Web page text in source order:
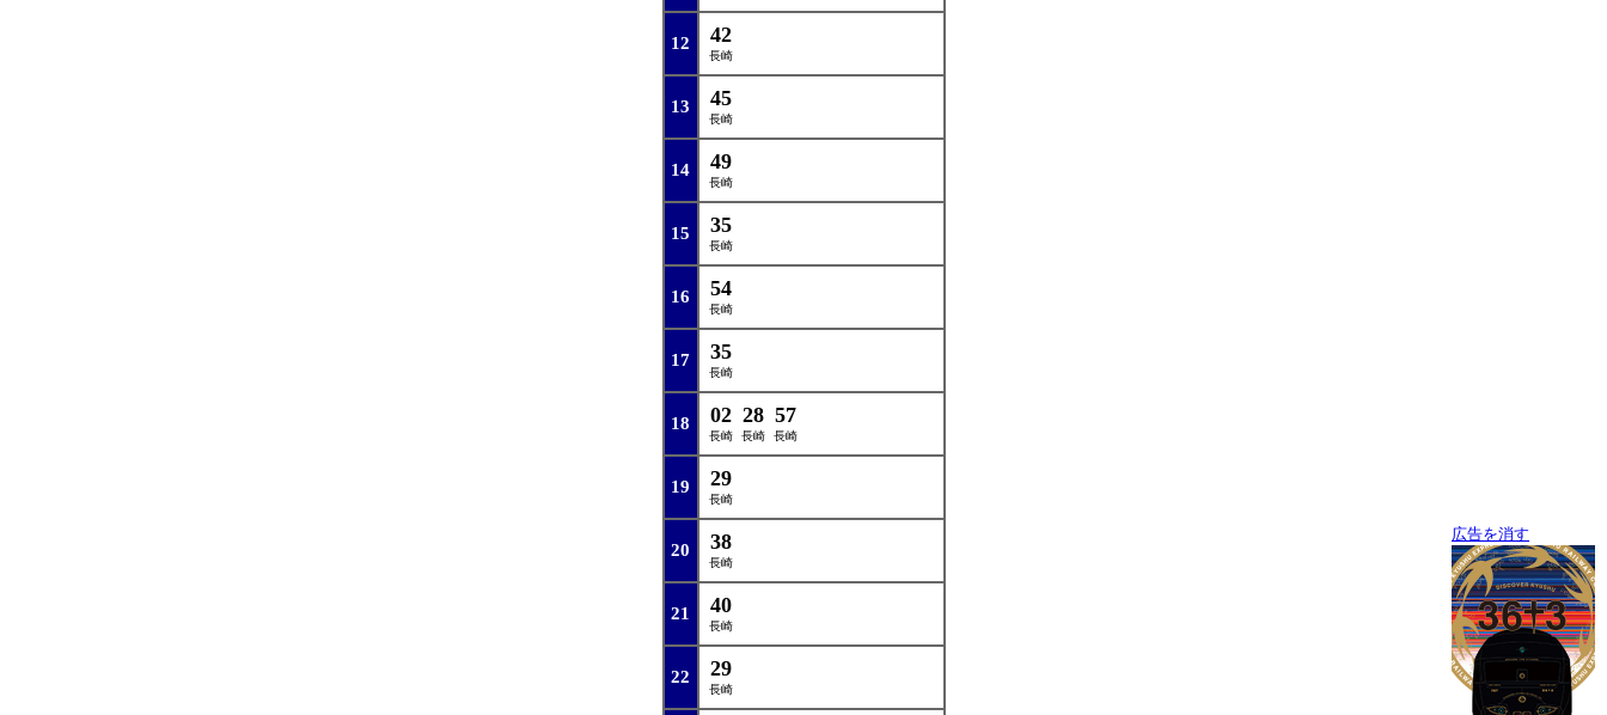
広告を消す
12 42
長崎
13 45
長崎
14 49
長崎
15 35
長崎
16 54
長崎
17 35
長崎
18 02
長崎
28
長崎
57
長崎
19 29
長崎
20 38
長崎
21 40
長崎
22 29
長崎